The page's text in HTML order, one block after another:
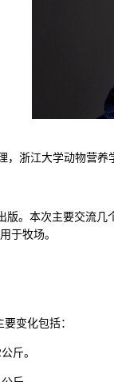
江大学动物营养
本次主要交流几
于牧场。
变化包括：
斤。